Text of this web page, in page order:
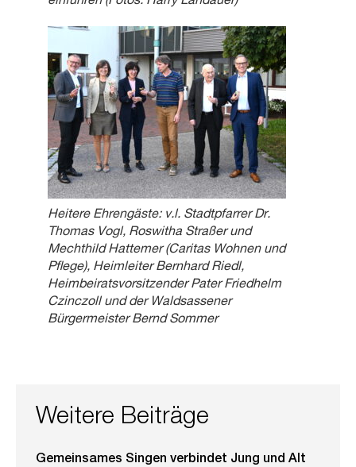
Heitere Ehrengäste: v.l. Stadtpfarrer Dr.
Thomas Vogl, Roswitha Straßer und
Mechthild Hattemer (Caritas Wohnen und
Pflege), Heimleiter Bernhard Riedl,
Heimbeiratsvorsitzender Pater Friedhelm
Czinczoll und der Waldsassener
Bürgermeister Bernd Sommer
Weitere Beiträge
Gemeinsames Singen verbindet Jung und Alt